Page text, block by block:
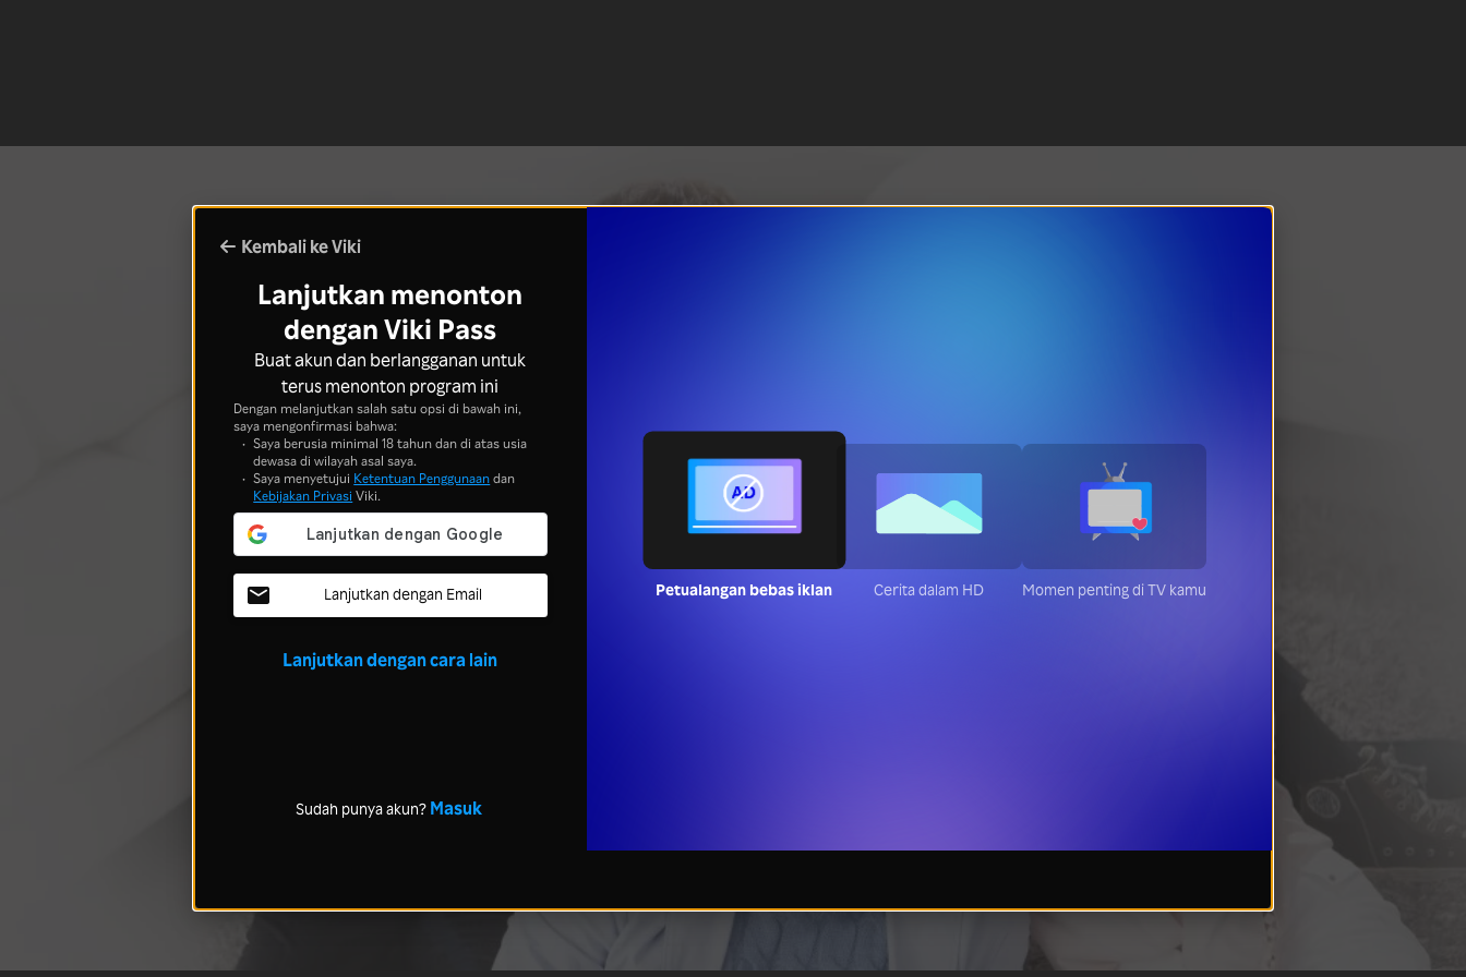
Kembali ke Viki
Lanjutkan menonton
dengan Viki Pass
Buat akun dan berlangganan untuk
terus menonton program ini
Dengan melanjutkan salah satu opsi di bawah ini,
saya mengonfirmasi bahwa:
Saya berusia minimal 18 tahun dan di atas usia
dewasa di wilayah asal saya.
Saya menyetujui Ketentuan Penggunaandan
Kebijakan Privasi Viki.
Lanjutkan dengan Email
Lanjutkan dengan cara lain
Sudah punya akun? Masuk
Petualangan bebas iklan Cerita dalam HD Momen penting di TV kamu